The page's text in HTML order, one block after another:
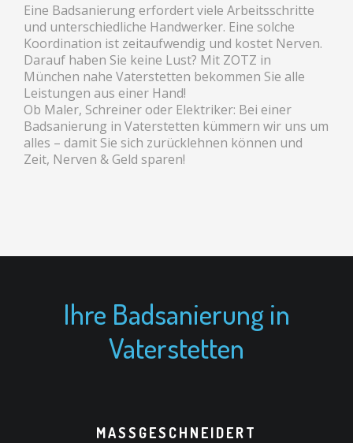
Eine Badsanierung erfordert viele Arbeitsschritte
und unterschiedliche Handwerker. Eine solche
Koordination ist zeitaufwendig und kostet Nerven.
Darauf haben Sie keine Lust? Mit ZOTZ in
München nahe Vaterstetten bekommen Sie alle
Leistungen aus einer Hand!
Ob Maler, Schreiner oder Elektriker: Bei einer
Badsanierung in Vaterstetten kümmern wir uns um
alles – damit Sie sich zurücklehnen können und
Zeit, Nerven & Geld sparen!
Ihre Badsanierung in
Vaterstetten
MASSGESCHNEIDERT